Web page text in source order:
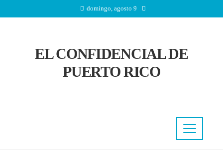
domingo, agosto 9
EL CONFIDENCIAL DE
PUERTO RICO